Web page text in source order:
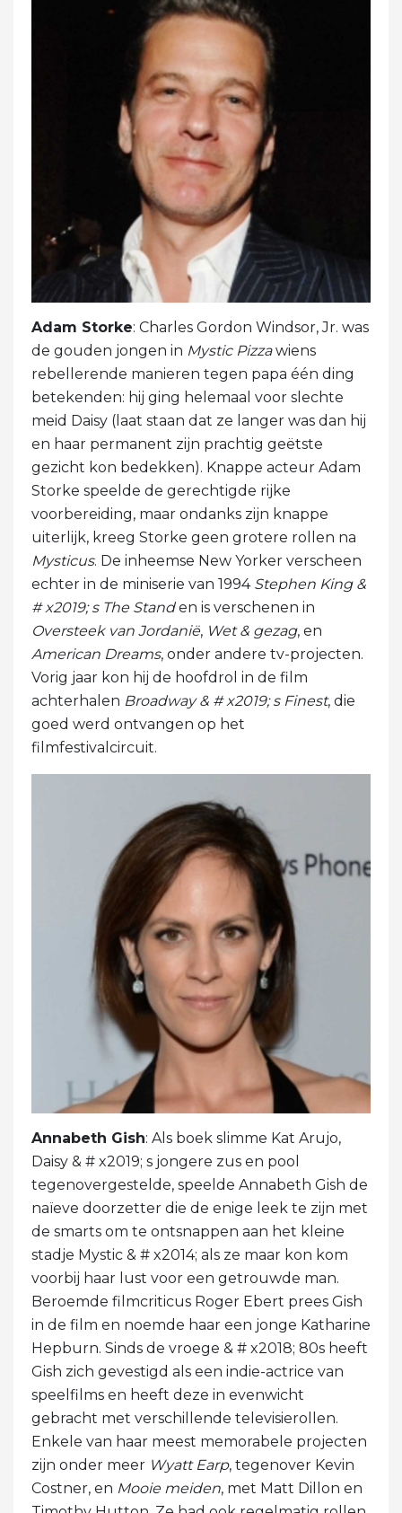
Adam Storke: Charles Gordon Windsor, Jr. was
de gouden jongen in Mystic Pizzawiens
rebellerende manieren tegen papa één ding
betekenden: hij ging helemaal voor slechte
meid Daisy (laat staan ​​dat ze langer was dan hij
en haar permanent zijn prachtig geëtste
gezicht kon bedekken). Knappe acteur Adam
Storke speelde de gerechtigde rijke
voorbereiding, maar ondanks zijn knappe
uiterlijk, kreeg Storke geen grotere rollen na
Mysticus. De inheemse New Yorker verscheen
echter in de miniserie van 1994 Stephen King &
# x2019; s The Standen is verschenen in
Oversteek van Jordanië, Wet & gezag, en
American Dreams, onder andere tv-projecten.
Vorig jaar kon hij de hoofdrol in de film
achterhalen Broadway & # x2019; s Finest, die
goed werd ontvangen op het
filmfestivalcircuit.
Annabeth Gish: Als boek slimme Kat Arujo,
Daisy & # x2019; s jongere zus en pool
tegenovergestelde, speelde Annabeth Gish de
naïeve doorzetter die de enige leek te zijn met
de smarts om te ontsnappen aan het kleine
stadje Mystic & # x2014; als ze maar kon kom
voorbij haar lust voor een getrouwde man.
Beroemde filmcriticus Roger Ebert prees Gish
in de film en noemde haar een jonge Katharine
Hepburn. Sinds de vroege & # x2018; 80s heeft
Gish zich gevestigd als een indie-actrice van
speelfilms en heeft deze in evenwicht
gebracht met verschillende televisierollen.
Enkele van haar meest memorabele projecten
zijn onder meer Wyatt Earp, tegenover Kevin
Costner, en Mooie meiden, met Matt Dillon en